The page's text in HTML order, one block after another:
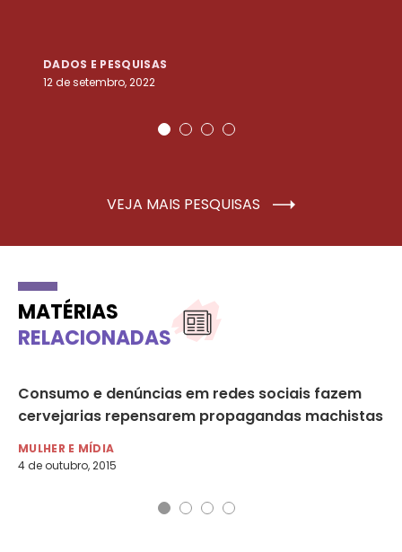
DADOS E PESQUISAS
12 de setembro, 2022
VEJA MAIS PESQUISAS
MATÉRIAS
RELACIONADAS
Consumo e denúncias em redes sociais fazem
cervejarias repensarem propagandas machistas
MULHER E MÍDIA
4 de outubro, 2015